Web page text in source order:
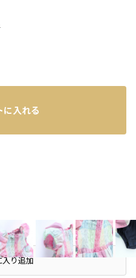
に入れる
入り追加